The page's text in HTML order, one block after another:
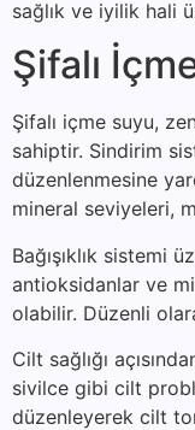
sağlık ve iyilik hali
Şifalı
Şifalı içme suyu,
sahiptir. Sindirim
düzenlenmesine
mineral seviyeleri,
Bağışıklık sistemi
antioksidanlar ve
olabilir. Düzenli
Cilt sağlığı
sivilce gibi cilt
düzenleyerek cilt